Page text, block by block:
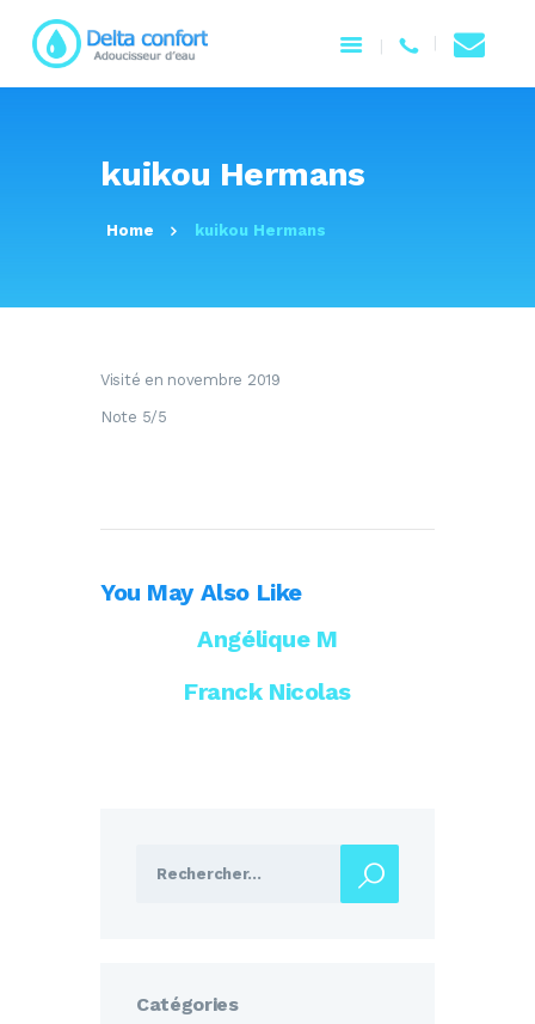
kuikou Hermans
Home kuikou Hermans
ACCUEIL
NOTRE ENTREPRISE
PRODUITS
Visité en novembre 2019
Note 5/5
You May Also Like
Angélique M
Franck Nicolas
Catégories